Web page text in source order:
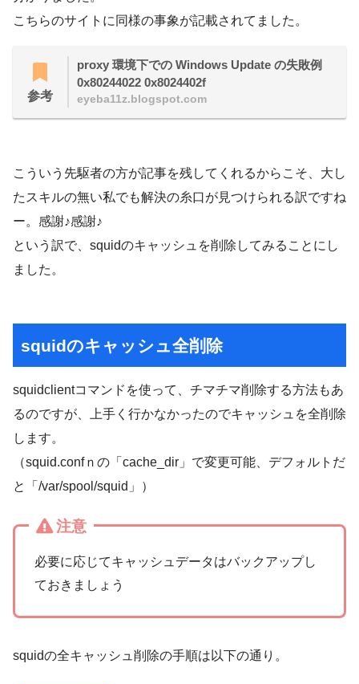
こちらのサイトに同様の事象が記載されてました。
参考
proxy 環境下での Windows Update の失敗例
0x80244022 0x8024402f
eyeba11z.blogspot.com
こういう先駆者の方が記事を残してくれるからこそ、大し
たスキルの無い私でも解決の糸口が見つけられる訳ですね
ー。感謝♪感謝♪
という訳で、squidのキャッシュを削除してみることにし
ました。
squidのキャッシュ全削除
squidclientコマンドを使って、チマチマ削除する方法もあ
るのですが、上手く行かなかったのでキャッシュを全削除
します。
（squid.confｎの「cache_dir」で変更可能、デフォルトだ
と「/var/spool/squid」）
注意
必要に応じてキャッシュデータはバックアップし
ておきましょう
squidの全キャッシュ削除の手順は以下の通り。